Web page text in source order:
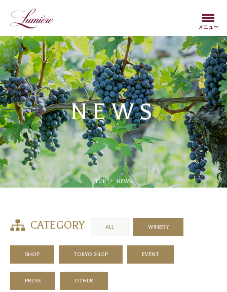
メニュー
NEWS
TOP NEWS
CATEGORY ALL WINERY
SHOP TOKYO SHOP EVENT
PRESS OTHER